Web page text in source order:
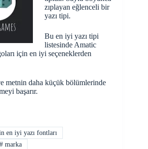
zıplayan eğlenceli bir
yazı tipi.
Bu en iyi yazı tipi
listesinde Amatic
için en iyi seçeneklerden
metnin daha küçük bölümlerinde
başarır.
en iyi yazı fontları
#marka